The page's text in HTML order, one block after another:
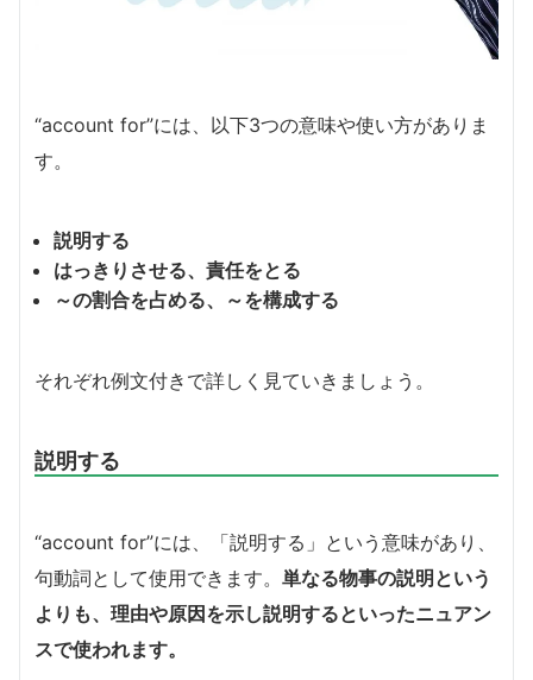
“account for”には、以下3つの意味や使い方がありま
す。
説明する
はっきりさせる、責任をとる
～の割合を占める、～を構成する
それぞれ例文付きで詳しく見ていきましょう。
説明する
“account for”には、「説明する」という意味があり、
句動詞として使用できます。 単なる物事の説明という
よりも、理由や原因を示し説明するといったニュアン
スで使われます。